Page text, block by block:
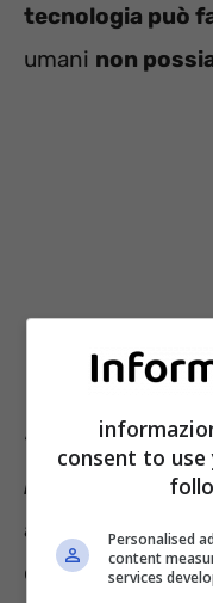
tecnologia può
umani non
“
Le reazioni che
momento di
afferma
chip, infatti,
consent to
Personalised
content
services